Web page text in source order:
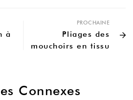
à
PROCHAINE
Pliages des
mouchoirs en tissu
Connexes